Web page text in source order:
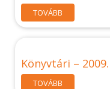
TOVÁBB
Könyvtári – 2009.
TOVÁBB